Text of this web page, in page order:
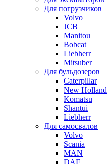
Для погрузчиков
Volvo
JCB
Manitou
Bobcat
Liebherr
Mitsuber
Для бульдозеров
Caterpillar
New Holland
Komatsu
Shantui
Liebherr
Для самосвалов
Volvo
Scania
MAN
DAF